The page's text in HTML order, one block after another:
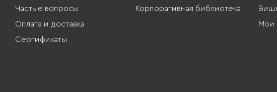
Частые вопросы
Оплата и доставка
Сертификаты
Корпоративная библиотека
Мои